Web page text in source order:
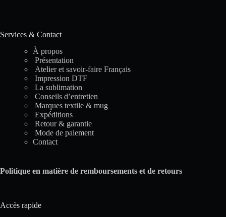
Services & Contact
À propos
Présentation
Atelier et savoir-faire Français
Impression DTF
La sublimation
Conseils d’entretien
Marques textile & mug
Expéditions
Retour & garantie
Mode de paiement
Contact
Politique en matière de remboursements et de retours
Accès rapide